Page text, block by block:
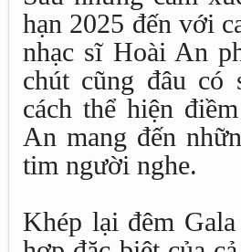
hạn 2025 đến với
nhạc sĩ Hoài An
chút cũng đâu
cách thể hiện
An mang đến
tim người nghe.
Khép lại đêm